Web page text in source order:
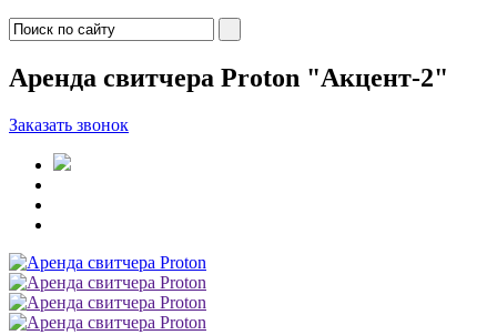
Аренда свитчера Proton "Акцент-2"
Заказать звонок